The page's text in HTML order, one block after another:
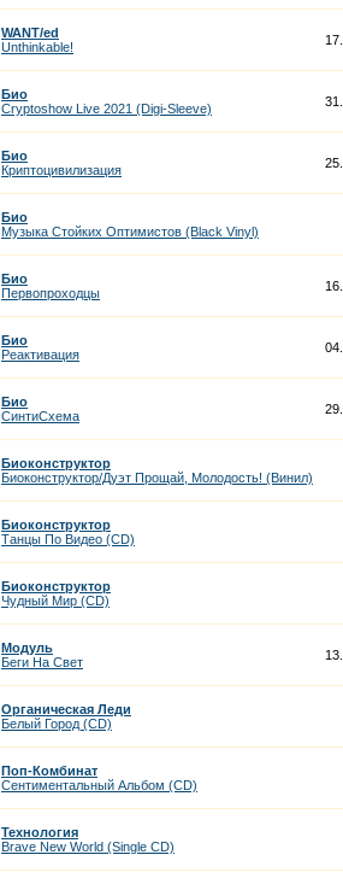
WANT/ed
Unthinkable!
Био
Cryptoshow Live 2021 (Digi-Sleeve)
Био
Криптоцивилизация
Био
Музыка Стойких Оптимистов (Black Vinyl)
Био
Первопроходцы
Био
Реактивация
Био
СинтиСхема
Биоконструктор
Биоконструктор/Дуэт Прощай, Молодость! (Винил)
Биоконструктор
Танцы По Видео (CD)
Биоконструктор
Чудный Мир (CD)
Модуль
Беги На Cвет
Органическая Леди
Белый Город (CD)
Поп-Комбинат
Сентиментальный Альбом (CD)
Технология
Brave New World (Single CD)